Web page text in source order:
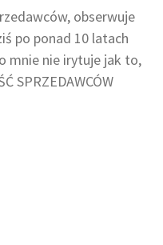
obserwuje
po ponad 10 latach
mnie nie irytuje jak to,
SPRZEDAWCÓW